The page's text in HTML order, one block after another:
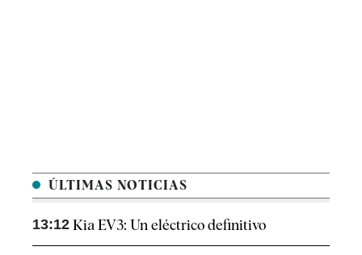
ÚLTIMAS NOTICIAS
13:12 Kia EV3: Un eléctrico definitivo